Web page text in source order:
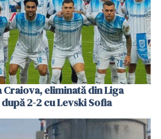
eliminată din Liga
2-2 cu Levski Sofia